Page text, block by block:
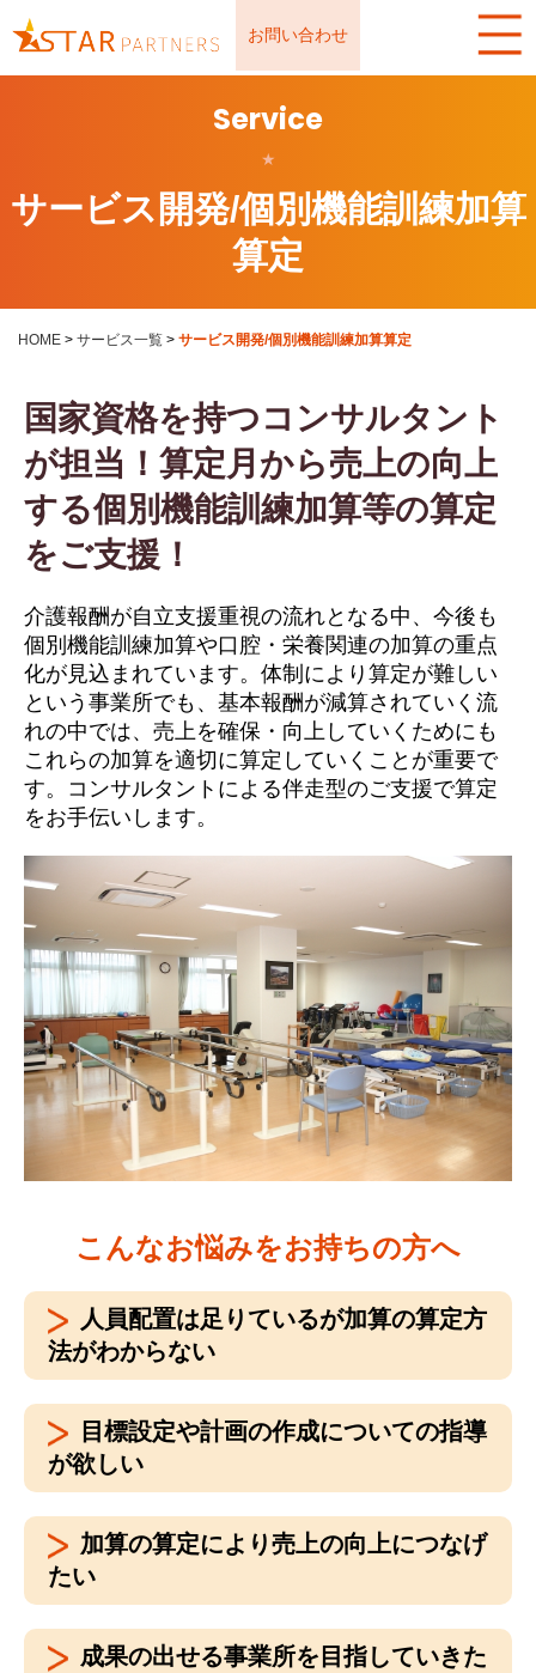
お問い合わせ
Service
★
サービス開発/個別機能訓練加算
算定
HOME > サービス一覧 > サービス開発/個別機能訓練加算算定
国家資格を持つコンサルタント
が担当！算定月から売上の向上
する個別機能訓練加算等の算定
をご支援！
介護報酬が自立支援重視の流れとなる中、今後も
個別機能訓練加算や口腔・栄養関連の加算の重点
化が見込まれています。体制により算定が難しい
という事業所でも、基本報酬が減算されていく流
れの中では、売上を確保・向上していくためにも
これらの加算を適切に算定していくことが重要で
す。コンサルタントによる伴走型のご支援で算定
をお手伝いします。
こんなお悩みをお持ちの方へ
人員配置は足りているが加算の算定方
法がわからない
目標設定や計画の作成についての指導
が欲しい
加算の算定により売上の向上につなげ
たい
成果の出せる事業所を目指していきた